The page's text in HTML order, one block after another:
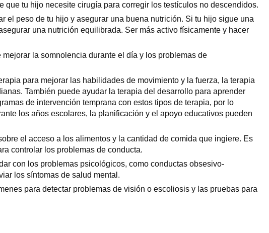
tu hijo necesite cirugía para corregir los testículos no descendidos.
el peso de tu hijo y asegurar una buena nutrición. Si tu hijo sigue una
una nutrición equilibrada. Ser más activo físicamente y hacer
la somnolencia durante el día y los problemas de
para mejorar las habilidades de movimiento y la fuerza, la terapia
También puede ayudar la terapia del desarrollo para aprender
de intervención temprana con estos tipos de terapia, por lo
los años escolares, la planificación y el apoyo educativos pueden
el acceso a los alimentos y la cantidad de comida que ingiere. Es
controlar los problemas de conducta.
con los problemas psicológicos, como conductas obsesivo-
los síntomas de salud mental.
para detectar problemas de visión o escoliosis y las pruebas para